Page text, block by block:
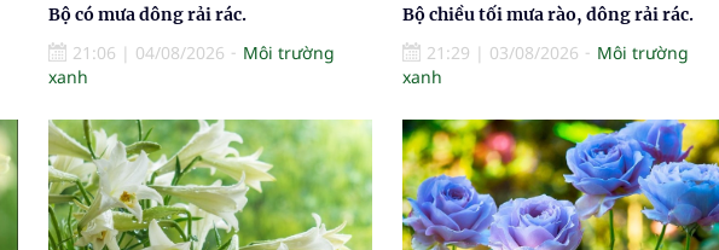
Bộ có mưa dông rải rác.
21:06 | 04/08/2026
Môi trường
xanh
Bộ chiều tối mưa rào, dông rải rác.
21:29 | 03/08/2026
Môi trường
xanh